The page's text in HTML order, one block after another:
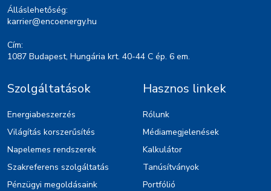
Álláslehetőség:
karrier@encoenergy.hu
Cím:
1087 Budapest, Hungária krt. 40-44 C ép. 6 em.
Szolgáltatások
Energiabeszerzés
Világítás korszerűsítés
Napelemes rendszerek
Szakreferens szolgáltatás
Pénzügyi megoldásaink
Hasznos linkek
Rólunk
Médiamegjelenések
Kalkulátor
Tanúsítványok
Portfólió